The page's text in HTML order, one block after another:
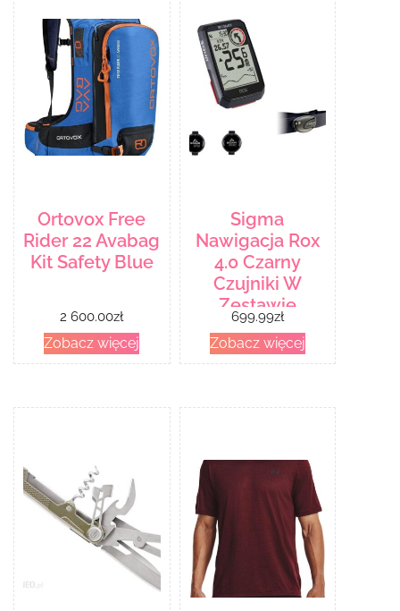
Ortovox Free
Rider 22 Avabag
Kit Safety Blue
2 600.00zł
Zobacz więcej
Sigma
Nawigacja Rox
4.0 Czarny
Czujniki W
Zestawie
Kadencja
Prędkość Tętno
Łączność Ant+
Energy
Ekranu 2 4
699.99zł
Zobacz więcej